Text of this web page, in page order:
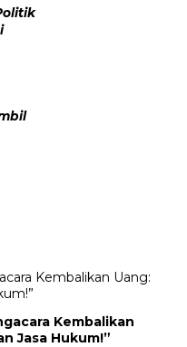
Kembalikan
Jasa Hukum!”